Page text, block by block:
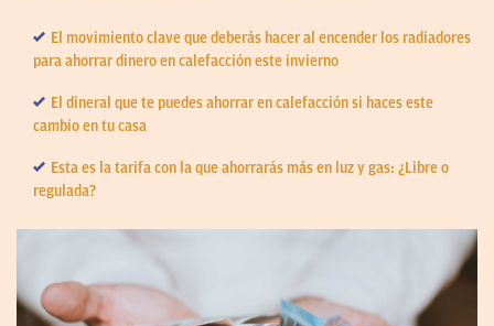
El movimiento clave que deberás hacer al encender los radiadores
para ahorrar dinero en calefacción este invierno
El dineral que te puedes ahorrar en calefacción si haces este
cambio en tu casa
Esta es la tarifa con la que ahorrarás más en luz y gas: ¿Libre o
regulada?